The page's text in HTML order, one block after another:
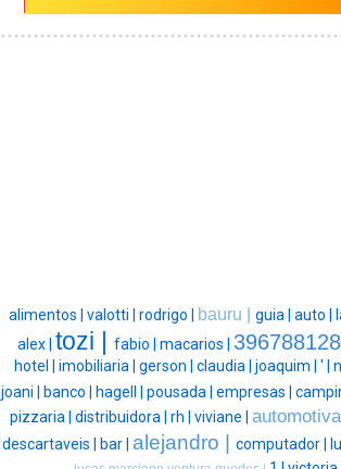
alimentos | valotti | rodrigo | bauru | guia | auto |
alex | tozi | fabio | macarios |
hotel | imobiliaria | gerson | claudia | joaquim | ' |
joani |
banco | hagell | pousada | empresas |
pizzaria | distribuidora | rh | viviane |
descartaveis |
bar | alejandro | computador |